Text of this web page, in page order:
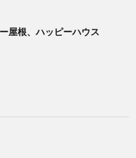
屋根、ハッピーハウス